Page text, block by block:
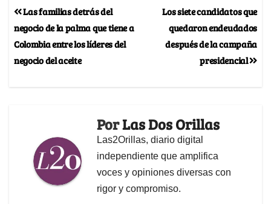
Los siete candidatos que
quedaron endeudados
después de la campaña
presidencial
Las familias detrás del
negocio de la palma que tiene a
Colombia entre los líderes del
negocio del aceite
PorLas Dos Orillas
Las2Orillas, diario digital
independiente que amplifica
voces y opiniones diversas con
rigor y compromiso.